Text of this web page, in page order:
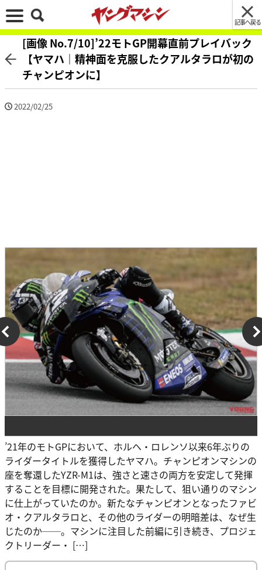
記事へ戻る
[画像 No.7/10]’22モトGP開幕直前プレイバック
【ヤマハ｜精神面を克服したクアルタラロが初の
チャンピオンに】
2022/02/25
’21年のモトGPにおいて、ホルヘ・ロレンソ以来6年ぶりの
ライダータイトルを獲得したヤマハ。チャンピオンマシンの
座を奪還したYZR-M1は、強さと速さの両方を安定して発揮
することを目標に開発された。果たして、狙い通りのマシン
に仕上がっていたのか。新たなチャンピオンとなったファビ
オ・クアルタラロと、その他のライダーの明暗差は、なぜ生
じたのか──。マシンに注目した前編に引き続き、プロジェ
クトリーダー・ […]